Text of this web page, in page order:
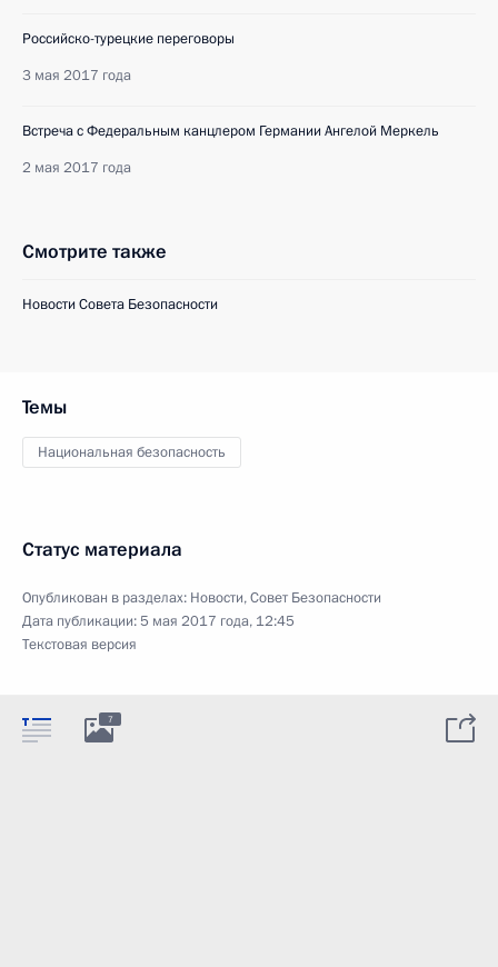
Российско-турецкие переговоры
3 мая 2017 года
Встреча с Федеральным канцлером Германии Ангелой Меркель
2 мая 2017 года
Смотрите также
Новости Совета Безопасности
Темы
Национальная безопасность
Статус материала
Опубликован в разделах: Новости,Совет Безопасности
Дата публикации:5 мая 2017 года, 12:45
Текстовая версия
7